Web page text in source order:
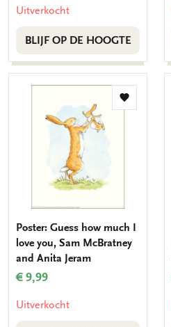
Uitverkocht
BLIJF OP DE HOOGTE
Toevoegen
Poster: Guess how much I
love you, Sam McBratney
and Anita Jeram
€ 9,99
Uitverkocht